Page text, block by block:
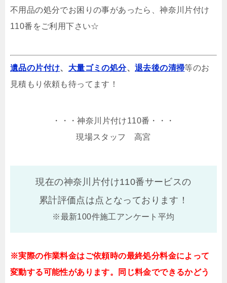
不用品の処分でお困りの事があったら、神奈川片付け
110番をご利用下さい☆
遺品の片付け、 大量ゴミの処分、退去後の清掃等のお
見積もり依頼も待ってます！
・・・神奈川片付け110番・・・
現場スタッフ 高宮
現在の神奈川片付け110番サービスの
累計評価点は点となっております！
※最新100件施工アンケート平均
※実際の作業料金はご依頼時の最終処分料金によって
変動する可能性があります。同じ料金でできるかどう